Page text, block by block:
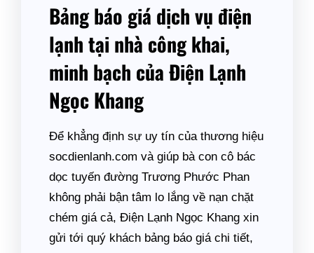
Bảng báo giá dịch vụ điện
lạnh tại nhà công khai,
minh bạch của Điện Lạnh
Ngọc Khang
Để khẳng định sự uy tín của thương hiệu
socdienlanh.com và giúp bà con cô bác
dọc tuyến đường Trương Phước Phan
không phải bận tâm lo lắng về nạn chặt
chém giá cả, Điện Lạnh Ngọc Khang xin
gửi tới quý khách bảng báo giá chi tiết,